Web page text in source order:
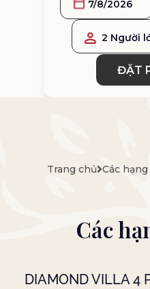
2 Người
ĐẶT
Trang chủ Các
Các
DIAMOND VILLA 4